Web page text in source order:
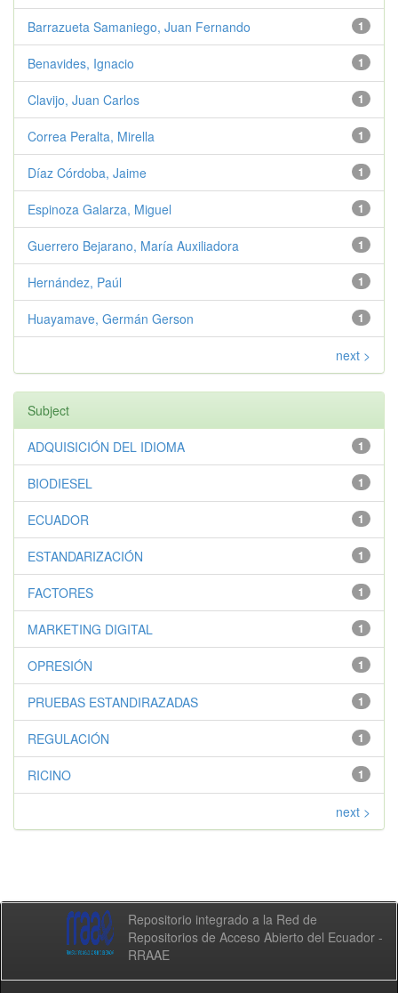
1
Barrazueta Samaniego, Juan Fernando
1
Benavides, Ignacio
1
Clavijo, Juan Carlos
1
Correa Peralta, Mirella
1
Díaz Córdoba, Jaime
1
Espinoza Galarza, Miguel
1
Guerrero Bejarano, María Auxiliadora
1
Hernández, Paúl
1
Huayamave, Germán Gerson
next >
Subject
1
ADQUISICIÓN DEL IDIOMA
1
BIODIESEL
1
ECUADOR
1
ESTANDARIZACIÓN
1
FACTORES
1
MARKETING DIGITAL
1
OPRESIÓN
1
PRUEBAS ESTANDIRAZADAS
1
REGULACIÓN
1
RICINO
next >
Repositorio integrado a la Red de
Repositorios de Acceso Abierto del Ecuador -
RRAAE